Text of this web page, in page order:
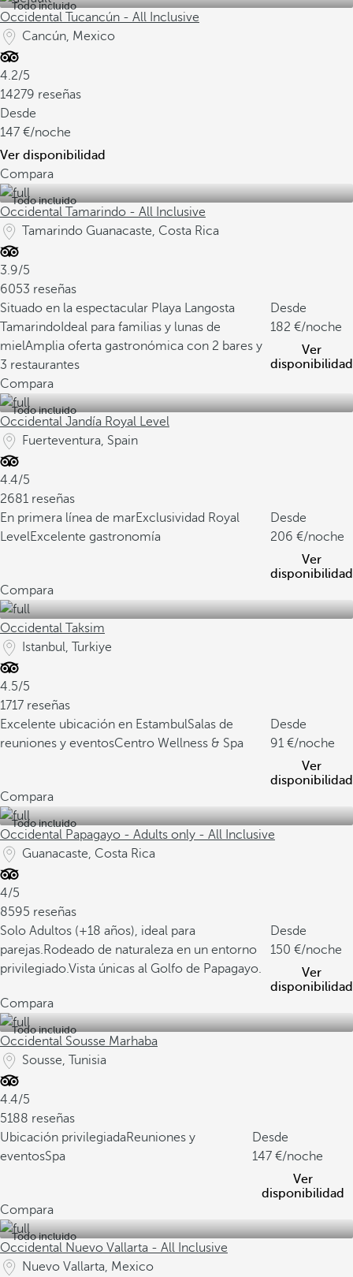
Todo incluido
Occidental Tucancún - All Inclusive
Cancún, Mexico
4.2/5
14279 reseñas
Desde
147
/noche
Ver disponibilidad
Compara
Todo incluido
Occidental Tamarindo - All Inclusive
Tamarindo Guanacaste, Costa Rica
3.9/5
6053 reseñas
Situado en la espectacular Playa Langosta
Tamarindo Ideal para familias y lunas de
mielAmplia oferta gastronómica con 2 bares y
3 restaurantes
Desde
182
/noche
Ver
disponibilidad
Compara
Todo incluido
Occidental Jandía Royal Level
Fuerteventura, Spain
4.4/5
2681 reseñas
En primera línea de marExclusividad Royal
LevelExcelente gastronomía
Desde
206
/noche
Ver
disponibilidad
Compara
Occidental Taksim
Istanbul, Turkiye
4.5/5
1717 reseñas
Excelente ubicación en EstambulSalas de
reuniones y eventosCentro Wellness & Spa
Desde
91
/noche
Ver
disponibilidad
Compara
Todo incluido
Occidental Papagayo - Adults only - All Inclusive
Guanacaste, Costa Rica
4/5
8595 reseñas
Solo Adultos (+18 años), ideal para
parejas.Rodeado de naturaleza en un entorno
privilegiado.Vista únicas al Golfo de Papagayo.
Desde
150
/noche
Ver
disponibilidad
Compara
Todo incluido
Occidental Sousse Marhaba
Sousse, Tunisia
4.4/5
5188 reseñas
Ubicación privilegiadaReuniones y
eventosSpa
Desde
147
/noche
Ver
disponibilidad
Compara
Todo incluido
Occidental Nuevo Vallarta - All Inclusive
Nuevo Vallarta, Mexico